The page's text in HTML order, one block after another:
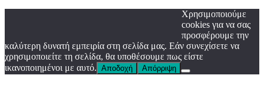
Χρησιμοποιούμε
cookies για να σας
προσφέρουμε την
καλύτερη δυνατή εμπειρία στη σελίδα μας. Εάν συνεχίσετε να
χρησιμοποιείτε τη σελίδα, θα υποθέσουμε πως είστε
ικανοποιημένοι με αυτό. Αποδοχή Απόρριψη